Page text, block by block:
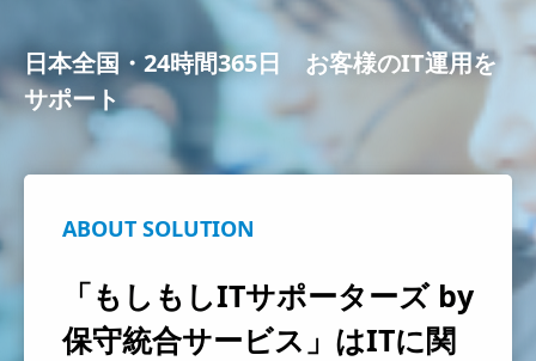
日本全国・24時間365日 お客様のIT運用を
サポート
ABOUT SOLUTION
「もしもしITサポーターズ by
保守統合サービス」はITに関